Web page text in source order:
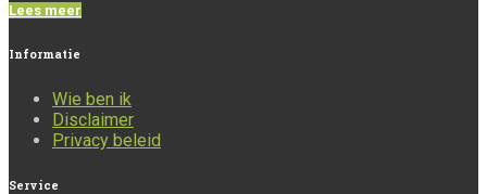
Lees meer
Informatie
Wie ben ik
Disclaimer
Privacy beleid
Service